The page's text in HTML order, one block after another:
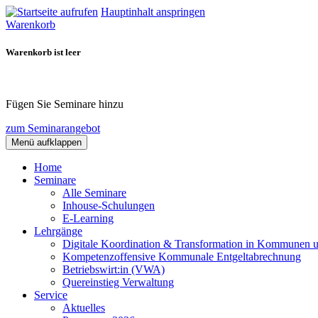
Hauptinhalt anspringen
Warenkorb
Warenkorb ist leer
Fügen Sie Seminare hinzu
zum Seminarangebot
Menü aufklappen
Home
Seminare
Alle Seminare
Inhouse-Schulungen
E-Learning
Lehrgänge
Digitale Koordination & Transformation in Kommunen
Kompetenzoffensive Kommunale Entgeltabrechnung
Betriebswirt:in (VWA)
Quereinstieg Verwaltung
Service
Aktuelles